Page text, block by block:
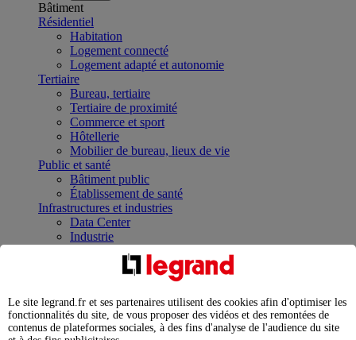
Bâtiment
Résidentiel
Habitation
Logement connecté
Logement adapté et autonomie
Tertiaire
Bureau, tertiaire
Tertiaire de proximité
Commerce et sport
Hôtellerie
Mobilier de bureau, lieux de vie
Public et santé
Bâtiment public
Établissement de santé
Infrastructures et industries
Data Center
Industrie
Infrastructures
Contrôler et planifier le fonctionnement des appareils
Répartir et optimiser son tableau électrique
Legrand Data Center Solutions : concentrer les
expertises au service de vos performances
Le site legrand.fr et ses partenaires utilisent des cookies afin d'optimiser les
fonctionnalités du site, de vous proposer des vidéos et des remontées de
contenus de plateformes sociales, à des fins d'analyse de l'audience du site